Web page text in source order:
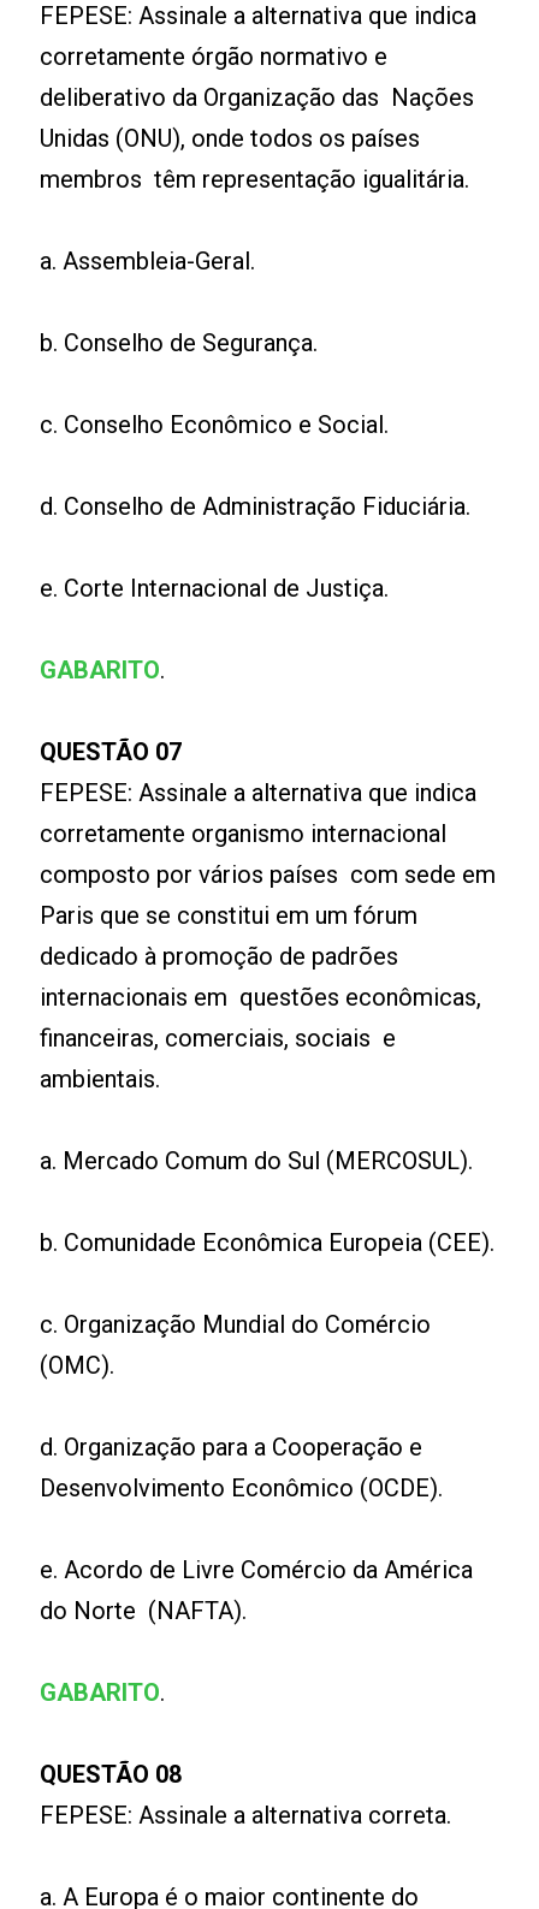
FEPESE: Assinale a alternativa que indica
corretamente órgão normativo e
deliberativo da Organização das Nações
Unidas (ONU), onde todos os países
membros têm representação igualitária.
a. Assembleia-Geral.
b. Conselho de Segurança.
c. Conselho Econômico e Social.
d. Conselho de Administração Fiduciária.
e. Corte Internacional de Justiça.
GABARITO.
QUESTÃO 07
FEPESE: Assinale a alternativa que indica
corretamente organismo internacional
composto por vários países com sede em
Paris que se constitui em um fórum
dedicado à promoção de padrões
internacionais em questões econômicas,
financeiras, comerciais, sociais e
ambientais.
a. Mercado Comum do Sul (MERCOSUL).
b. Comunidade Econômica Europeia (CEE).
c. Organização Mundial do Comércio
(OMC).
d. Organização para a Cooperação e
Desenvolvimento Econômico (OCDE).
e. Acordo de Livre Comércio da América
do Norte (NAFTA).
GABARITO.
QUESTÃO 08
FEPESE: Assinale a alternativa correta.
a. A Europa é o maior continente do